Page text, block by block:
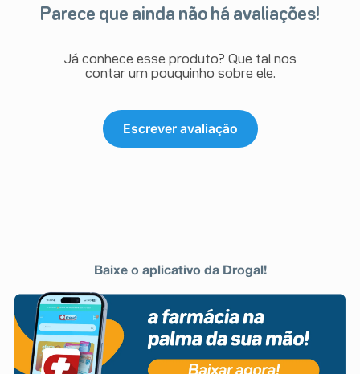
Parece que ainda não há avaliações!
Já conhece esse produto? Que tal nos
contar um pouquinho sobre ele.
Escrever avaliação
Baixe o aplicativo da Drogal!